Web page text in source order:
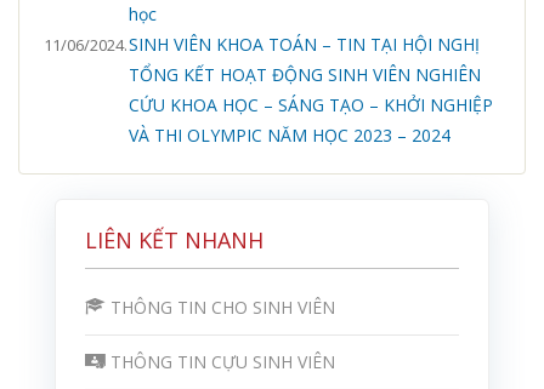
LIÊN KẾT NHANH
THÔNG TIN CHO SINH VIÊN
THÔNG TIN CỰU SINH VIÊN
học
11/06/2024.SINH VIÊN KHOA TOÁN – TIN TẠI HỘI NGHỊ
TỔNG KẾT HOẠT ĐỘNG SINH VIÊN NGHIÊN
CỨU KHOA HỌC – SÁNG TẠO – KHỞI NGHIỆP
VÀ THI OLYMPIC NĂM HỌC 2023 – 2024